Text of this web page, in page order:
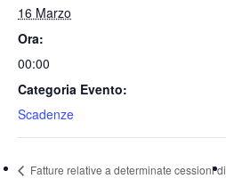
16 Marzo
Ora:
00:00
Categoria Evento:
Scadenze
Fatture relative a determinate cessioni di